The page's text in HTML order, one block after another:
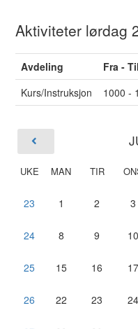
Aktiviteter lørdag
Avdeling Fra - Til
Kurs/Instruksjon
1000 -
UKE MAN TIR
23 1 2 3
24 8 9 10
25 15 16 17
26 22 23 24